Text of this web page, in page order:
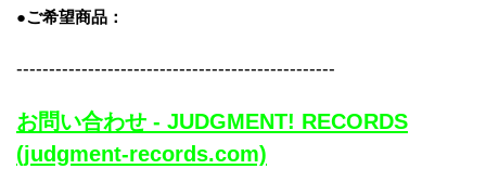
●ご希望商品：
-------------------------------------------------
お問い合わせ - JUDGMENT! RECORDS
(judgment-records.com)